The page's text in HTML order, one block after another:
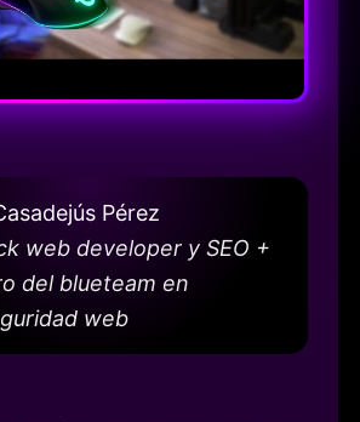
Pérez
web developer y SEO +
del blueteam en
web